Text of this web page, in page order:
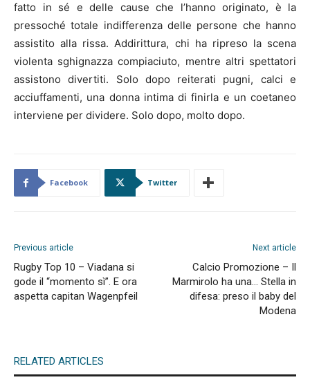
fatto in sé e delle cause che l’hanno originato, è la
pressoché totale indifferenza delle persone che hanno
assistito alla rissa. Addirittura, chi ha ripreso la scena
violenta sghignazza compiaciuto, mentre altri spettatori
assistono divertiti. Solo dopo reiterati pugni, calci e
acciuffamenti, una donna intima di finirla e un coetaneo
interviene per dividere. Solo dopo, molto dopo.
Facebook Twitter
Previous article
Rugby Top 10 – Viadana si
gode il “momento sì”. E ora
aspetta capitan Wagenpfeil
Next article
Calcio Promozione – Il
Marmirolo ha una… Stella in
difesa: preso il baby del
Modena
RELATED ARTICLES